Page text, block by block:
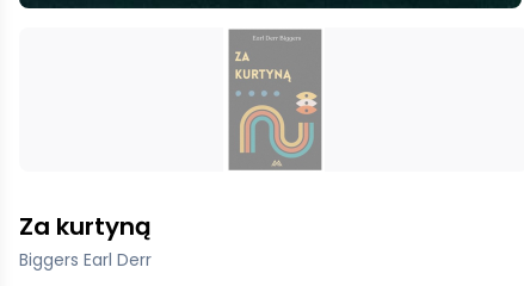
Za kurtyną
Biggers Earl Derr